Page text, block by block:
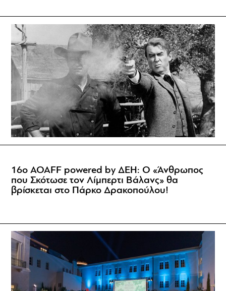
16ο AOAFF powered by ΔΕΗ: Ο «Άνθρωπος
που Σκότωσε τον Λίμπερτι Βάλανς» θα
βρίσκεται στο Πάρκο Δρακοπούλου!